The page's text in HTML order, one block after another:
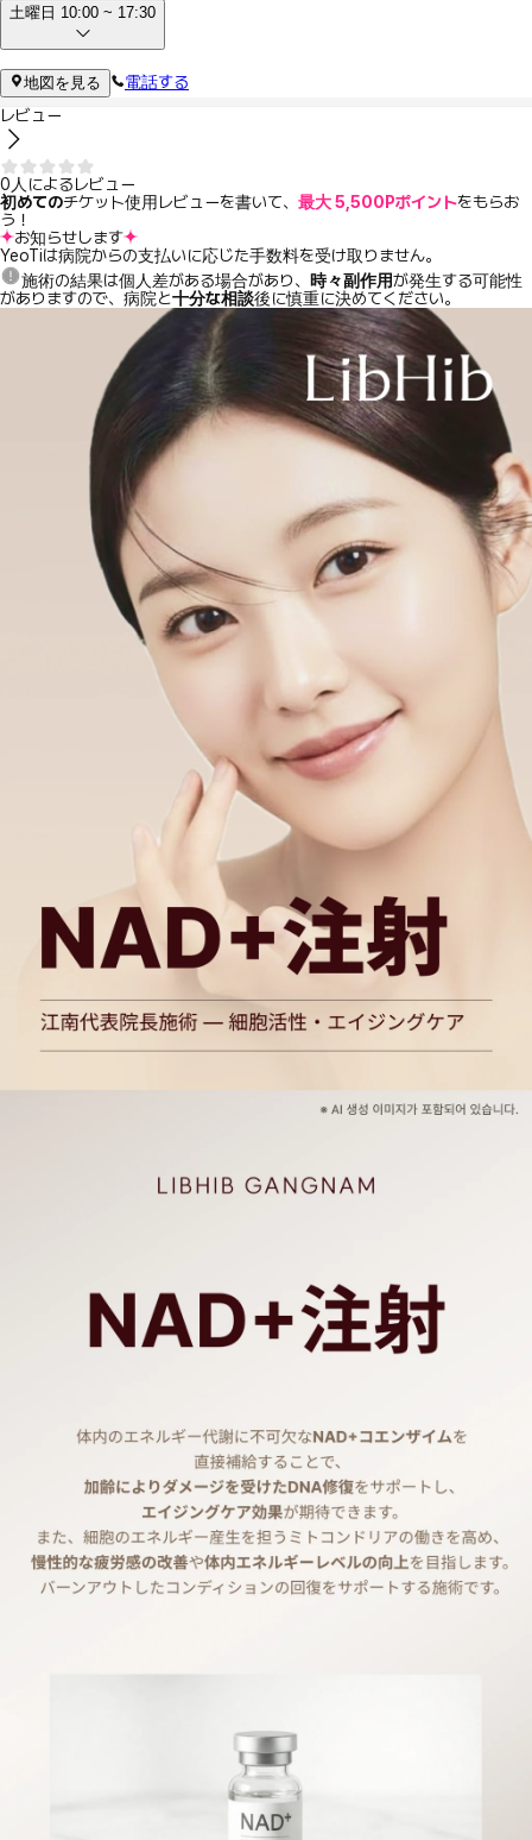
土曜日 10:00 ~ 17:30
地図を見る
電話する
レビュー
0人によるレビュー
初めてのチケット使用レビューを書いて、 最大 5,500Pポイントをもらお
う！
お知らせします
YeoTiは病院からの支払いに応じた手数料を受け取りません。
施術の結果は個人差がある場合があり、 時々副作用が発生する可能性
がありますので、病院と十分な相談後に慎重に決めてください。